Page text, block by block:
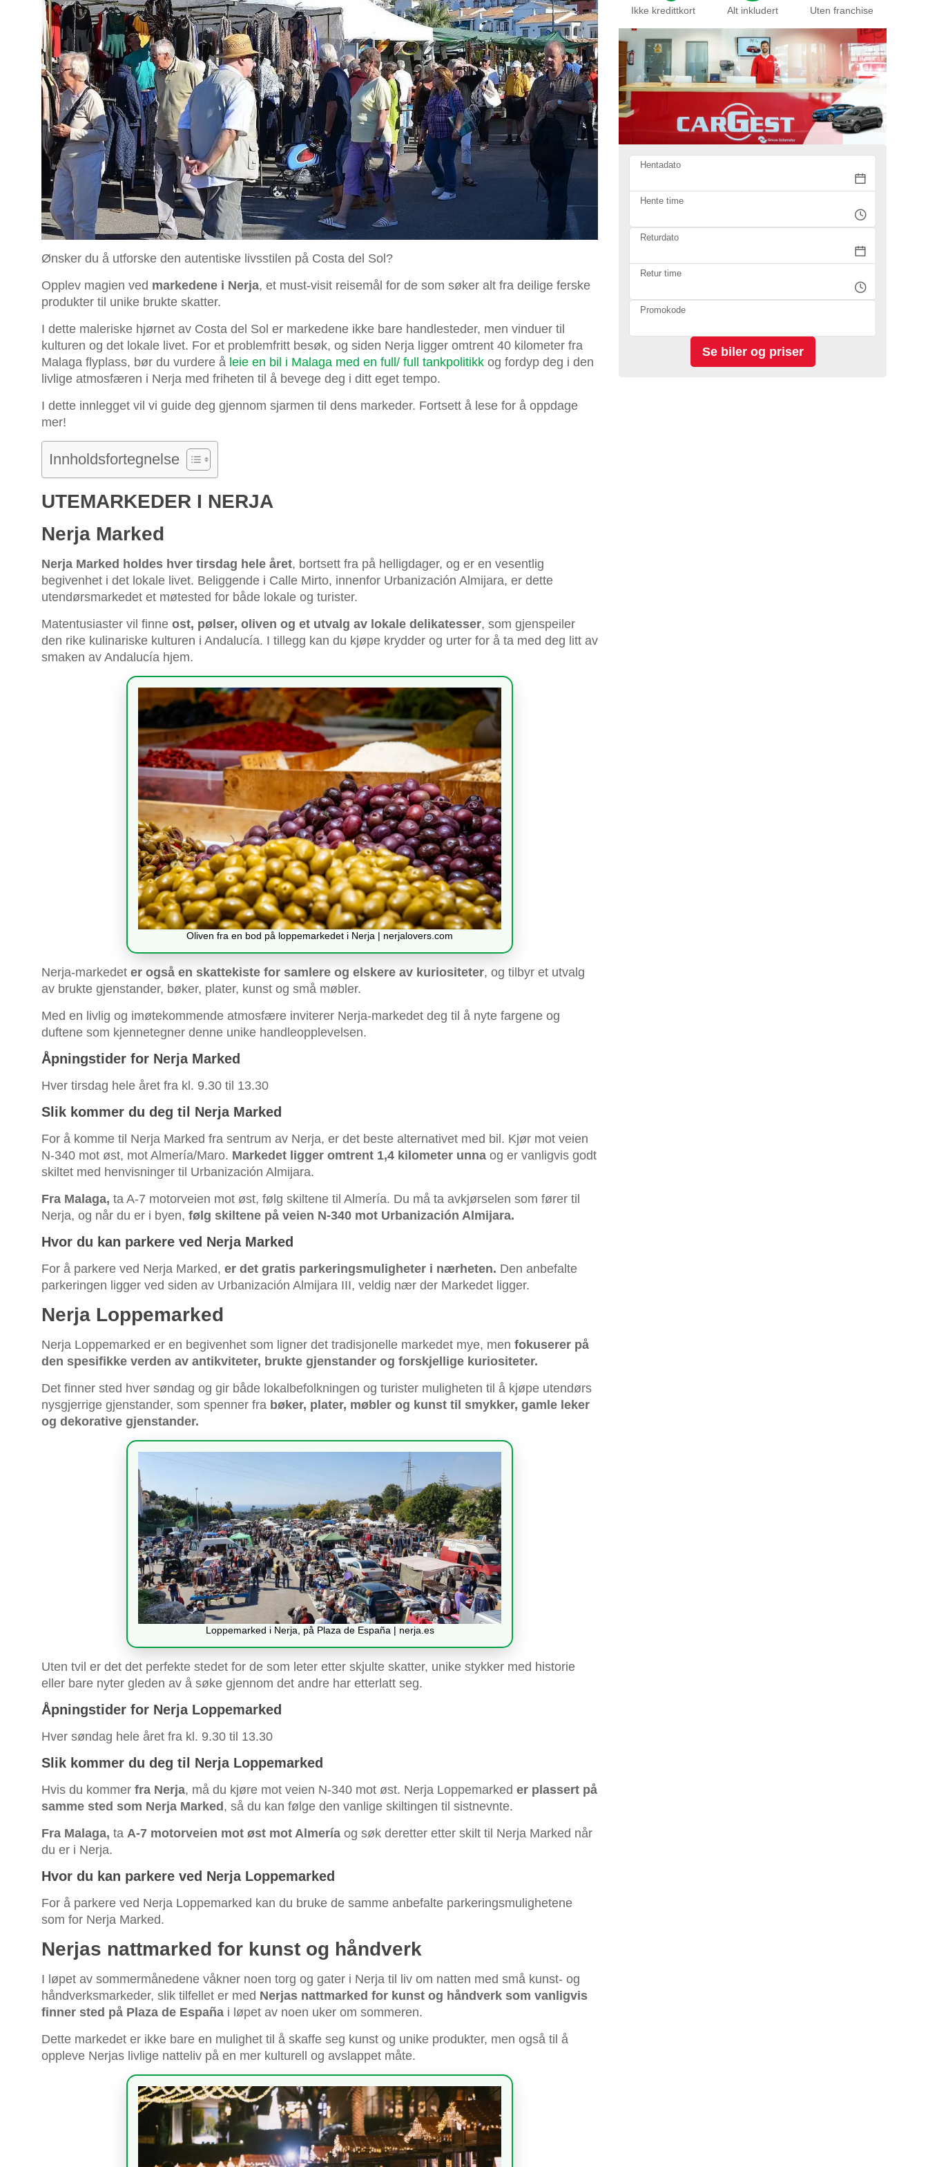
Ønsker du å utforske den autentiske livsstilen på Costa del Sol?
Opplev magien ved markedene i Nerja, et must-visit reisemål for de som søker alt fra deilige ferske
produkter til unike brukte skatter.
I dette maleriske hjørnet av Costa del Sol er markedene ikke bare handlesteder, men vinduer til
kulturen og det lokale livet. For et problemfritt besøk, og siden Nerja ligger omtrent 40 kilometer fra
Malaga flyplass, bør du vurdere å leie en bil i Malaga med en full/ full tankpolitikk og fordyp deg i den
livlige atmosfæren i Nerja med friheten til å bevege deg i ditt eget tempo.
I dette innlegget vil vi guide deg gjennom sjarmen til dens markeder. Fortsett å lese for å oppdage
mer!
Innholdsfortegnelse
UTEMARKEDER I NERJA
Nerja Marked
Nerja Marked holdes hver tirsdag hele året, bortsett fra på helligdager, og er en vesentlig
begivenhet i det lokale livet. Beliggende i Calle Mirto, innenfor Urbanización Almijara, er dette
utendørsmarkedet et møtested for både lokale og turister.
Matentusiaster vil finne ost, pølser, oliven og et utvalg av lokale delikatesser, som gjenspeiler
den rike kulinariske kulturen i Andalucía. I tillegg kan du kjøpe krydder og urter for å ta med deg litt av
smaken av Andalucía hjem.
Oliven fra en bod på loppemarkedet i Nerja | nerjalovers.com
Nerja-markedet er også en skattekiste for samlere og elskere av kuriositeter, og tilbyr et utvalg
av brukte gjenstander, bøker, plater, kunst og små møbler.
Med en livlig og imøtekommende atmosfære inviterer Nerja-markedet deg til å nyte fargene og
duftene som kjennetegner denne unike handleopplevelsen.
Åpningstider for Nerja Marked
Hver tirsdag hele året fra kl. 9.30 til 13.30
Slik kommer du deg til Nerja Marked
For å komme til Nerja Marked fra sentrum av Nerja, er det beste alternativet med bil. Kjør mot veien
N-340 mot øst, mot Almería/Maro. Markedet ligger omtrent 1,4 kilometer unna og er vanligvis godt
skiltet med henvisninger til Urbanización Almijara.
Fra Malaga, ta A-7 motorveien mot øst, følg skiltene til Almería. Du må ta avkjørselen som fører til
Nerja, og når du er i byen, følg skiltene på veien N-340 mot Urbanización Almijara.
Hvor du kan parkere ved Nerja Marked
For å parkere ved Nerja Marked, er det gratis parkeringsmuligheter i nærheten. Den anbefalte
parkeringen ligger ved siden av Urbanización Almijara III, veldig nær der Markedet ligger.
Nerja Loppemarked
Nerja Loppemarked er en begivenhet som ligner det tradisjonelle markedet mye, men fokuserer på
den spesifikke verden av antikviteter, brukte gjenstander og forskjellige kuriositeter.
Det finner sted hver søndag og gir både lokalbefolkningen og turister muligheten til å kjøpe utendørs
nysgjerrige gjenstander, som spenner fra bøker, plater, møbler og kunst til smykker, gamle leker
og dekorative gjenstander.
Loppemarked i Nerja, på Plaza de España | nerja.es
Uten tvil er det det perfekte stedet for de som leter etter skjulte skatter, unike stykker med historie
eller bare nyter gleden av å søke gjennom det andre har etterlatt seg.
Åpningstider for Nerja Loppemarked
Hver søndag hele året fra kl. 9.30 til 13.30
Slik kommer du deg til Nerja Loppemarked
Hvis du kommer fra Nerja, må du kjøre mot veien N-340 mot øst. Nerja Loppemarked er plassert på
samme sted som Nerja Marked , så du kan følge den vanlige skiltingen til sistnevnte.
Fra Malaga, ta A-7 motorveien mot øst mot Almería og søk deretter etter skilt til Nerja Marked når
du er i Nerja.
Hvor du kan parkere ved Nerja Loppemarked
For å parkere ved Nerja Loppemarked kan du bruke de samme anbefalte parkeringsmulighetene
som for Nerja Marked.
Nerjas nattmarked for kunst og håndverk
I løpet av sommermånedene våkner noen torg og gater i Nerja til liv om natten med små kunst- og
håndverksmarkeder, slik tilfellet er med Nerjas nattmarked for kunst og håndverk som vanligvis
finner sted på Plaza de España i løpet av noen uker om sommeren.
Dette markedet er ikke bare en mulighet til å skaffe seg kunst og unike produkter, men også til å
oppleve Nerjas livlige natteliv på en mer kulturell og avslappet måte.
Ikke kredittkort Alt inkludert Uten franchise
Hentadato
Hente time
Returdato
Retur time
Promokode